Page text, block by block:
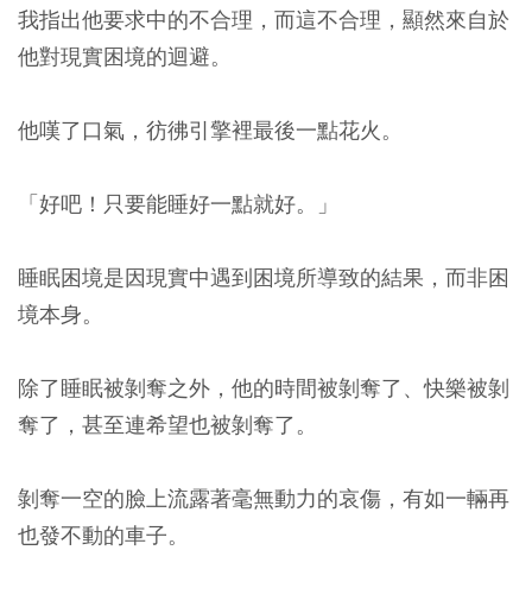
我指出他要求中的不合理，而這不合理，顯然來自於
他對現實困境的迴避。
他嘆了口氣，彷彿引擎裡最後一點花火。
「好吧！只要能睡好一點就好。」
睡眠困境是因現實中遇到困境所導致的結果，而非困
境本身。
除了睡眠被剝奪之外，他的時間被剝奪了、快樂被剝
奪了，甚至連希望也被剝奪了。
剝奪一空的臉上流露著毫無動力的哀傷，有如一輛再
也發不動的車子。